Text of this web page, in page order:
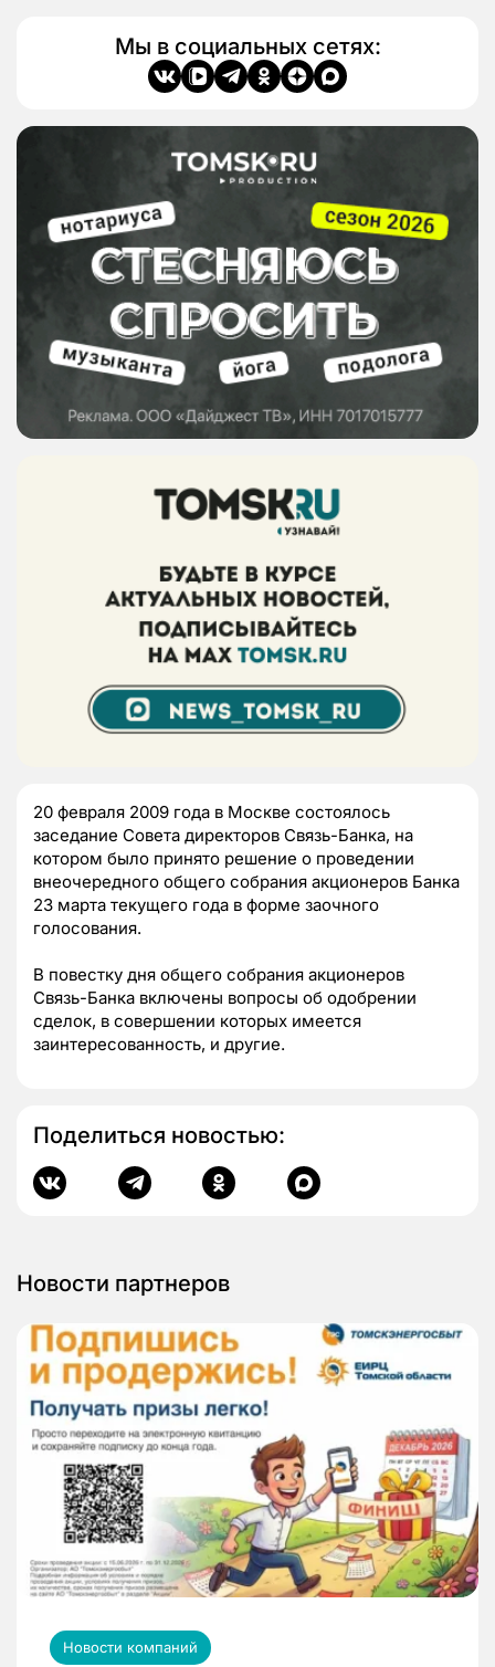
Мы в социальных сетях:
20 февраля 2009 года в Москве состоялось
заседание Совета директоров Связь-Банка, на
котором было принято решение о проведении
внеочередного общего собрания акционеров Банка
23 марта текущего года в форме заочного
голосования.
В повестку дня общего собрания акционеров
Связь-Банка включены вопросы об одобрении
сделок, в совершении которых имеется
заинтересованность, и другие.
Поделиться новостью:
Новости партнеров
Новости компаний